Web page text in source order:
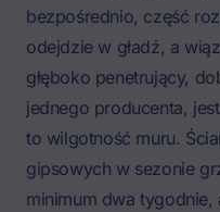
bezpośrednio, część
odejdzie w gładź, a
głęboko penetrujący,
jednego producenta,
to wilgotność muru.
gipsowych w sezonie
minimum dwa tygodnie,